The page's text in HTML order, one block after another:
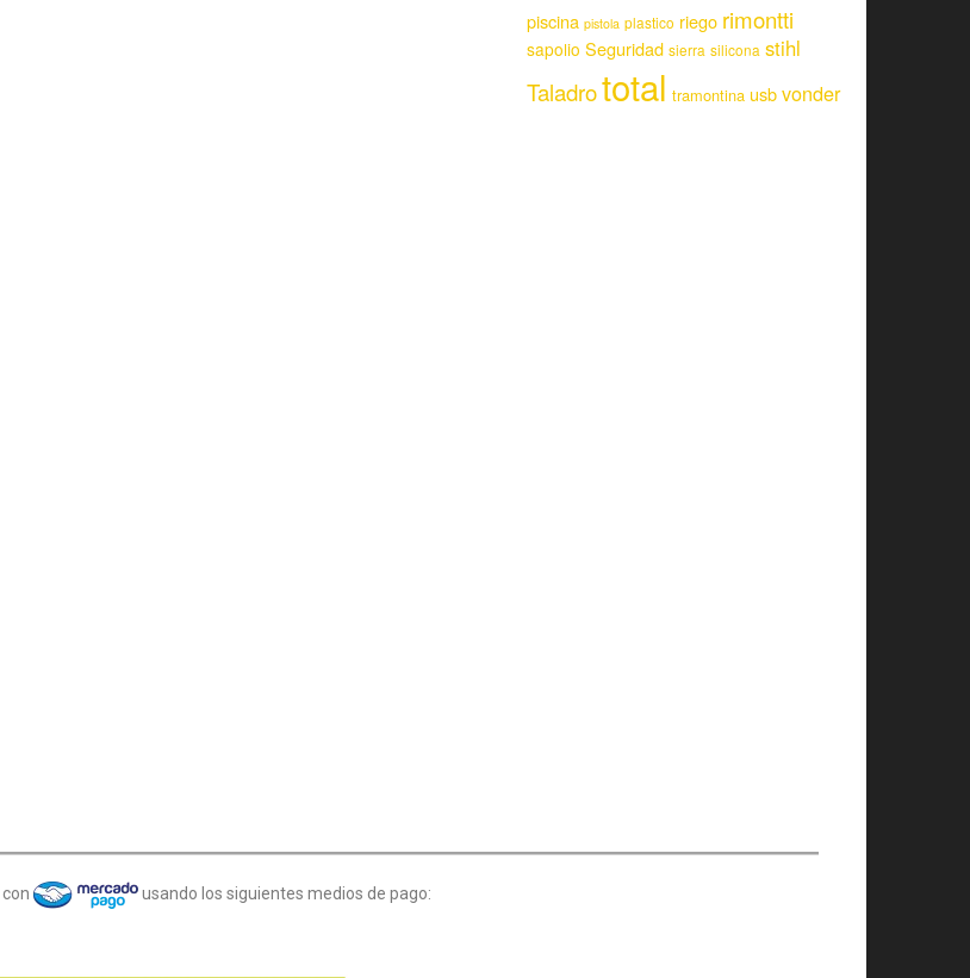
piscina pistola plastico riego rimontti
sapolio Seguridad sierra silicona stihl
Taladrototal tramontina usbvonder
con usando los siguientes medios de pago: